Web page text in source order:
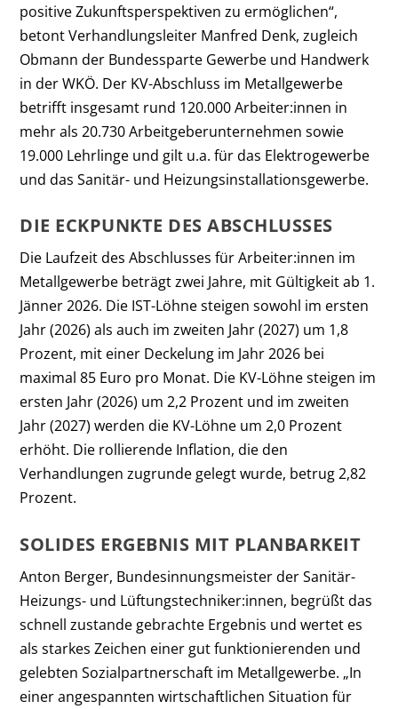
positive Zukunftsperspektiven zu ermöglichen“,
betont Verhandlungsleiter Manfred Denk, zugleich
Obmann der Bundessparte Gewerbe und Handwerk
in der WKÖ. Der KV-Abschluss im Metallgewerbe
betrifft insgesamt rund 120.000 Arbeiter:innen in
mehr als 20.730 Arbeitgeberunternehmen sowie
19.000 Lehrlinge und gilt u.a. für das Elektrogewerbe
und das Sanitär- und Heizungsinstallationsgewerbe.
DIE ECKPUNKTE DES ABSCHLUSSES
Die Laufzeit des Abschlusses für Arbeiter:innen im
Metallgewerbe beträgt zwei Jahre, mit Gültigkeit ab 1.
Jänner 2026. Die IST-Löhne steigen sowohl im ersten
Jahr (2026) als auch im zweiten Jahr (2027) um 1,8
Prozent, mit einer Deckelung im Jahr 2026 bei
maximal 85 Euro pro Monat. Die KV-Löhne steigen im
ersten Jahr (2026) um 2,2 Prozent und im zweiten
Jahr (2027) werden die KV-Löhne um 2,0 Prozent
erhöht. Die rollierende Inflation, die den
Verhandlungen zugrunde gelegt wurde, betrug 2,82
Prozent.
SOLIDES ERGEBNIS MIT PLANBARKEIT
Anton Berger, Bundesinnungsmeister der Sanitär-
Heizungs- und Lüftungstechniker:innen, begrüßt das
schnell zustande gebrachte Ergebnis und wertet es
als starkes Zeichen einer gut funktionierenden und
gelebten Sozialpartnerschaft im Metallgewerbe. „In
einer angespannten wirtschaftlichen Situation für